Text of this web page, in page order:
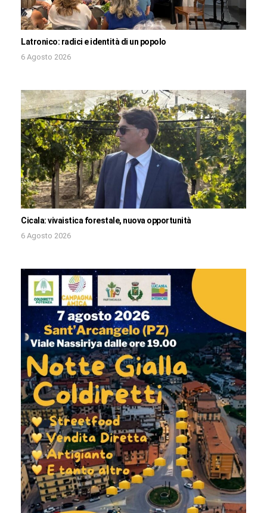
Latronico: radici e identità di un popolo
6 Agosto 2026
Cicala: vivaistica forestale, nuova opportunità
6 Agosto 2026